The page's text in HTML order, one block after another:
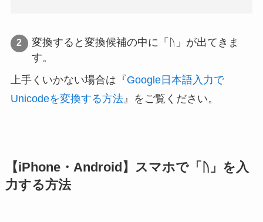
変換すると変換候補の中に「ᚢ」が出てきま
す。
上手くいかない場合は『Google日本語入力で
Unicodeを変換する方法』をご覧ください。
【iPhone・Android】スマホで「ᚢ」を入
力する方法